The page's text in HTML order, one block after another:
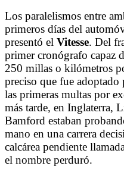
Los paralelismos entre
primeros días del
presentó el Vitesse. Del
primer cronógrafo capaz
250 millas o kilómetros
preciso que fue
las primeras multas por
más tarde, en Inglaterra,
Bamford estaban
mano en una carrera
calcárea pendiente
el nombre perduró.